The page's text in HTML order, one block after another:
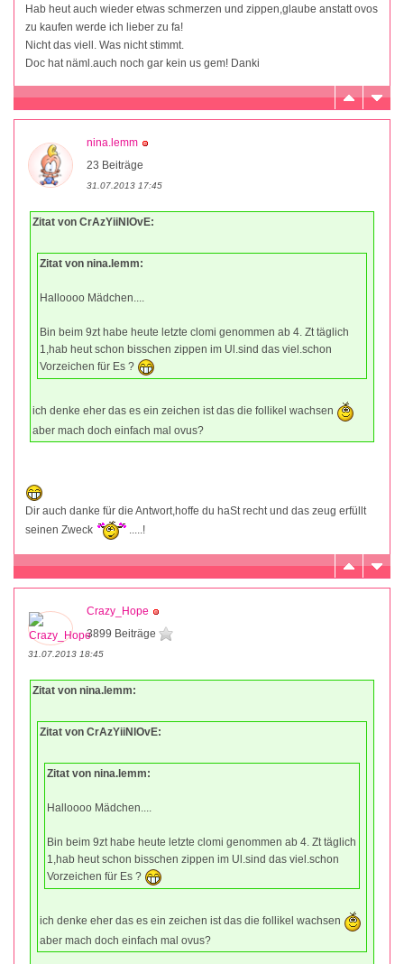
Hab heut auch wieder etwas schmerzen und zippen,glaube anstatt ovos
zu kaufen werde ich lieber zu fa!
Nicht das viell. Was nicht stimmt.
Doc hat näml.auch noch gar kein us gem! Danki
nina.lemm
23 Beiträge
31.07.2013 17:45
Zitat von CrAzYiiNlOvE:
Zitat von nina.lemm:
Halloooo Mädchen....
Bin beim 9zt habe heute letzte clomi genommen ab 4. Zt täglich
1,hab heut schon bisschen zippen im Ul.sind das viel.schon
Vorzeichen für Es ?
ich denke eher das es ein zeichen ist das die follikel wachsen
aber mach doch einfach mal ovus?
Dir auch danke für die Antwort,hoffe du haSt recht und das zeug erfüllt
seinen Zweck
.....!
Crazy_Hope
3899 Beiträge
31.07.2013 18:45
Zitat von nina.lemm:
Zitat von CrAzYiiNlOvE:
Zitat von nina.lemm:
Halloooo Mädchen....
Bin beim 9zt habe heute letzte clomi genommen ab 4. Zt täglich
1,hab heut schon bisschen zippen im Ul.sind das viel.schon
Vorzeichen für Es ?
ich denke eher das es ein zeichen ist das die follikel wachsen
aber mach doch einfach mal ovus?